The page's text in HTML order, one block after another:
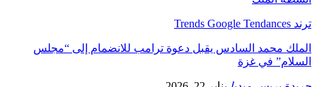
ترند Trends Google Tendances
الملك محمد السادس يقبل دعوة ترامب للانضمام إلى “مجلس
السلام” في غزة